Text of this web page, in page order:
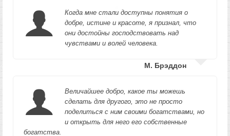
Когда мне стали доступны понятия о
добре, истине и красоте, я признал, что
они достойны господствовать над
чувствами и волей человека.
М. Брэддон
Величайшее добро, какое ты можешь
сделать для другого, это не просто
поделиться с ним своими богатствами, но
и открыть для него его собственные
богатства.